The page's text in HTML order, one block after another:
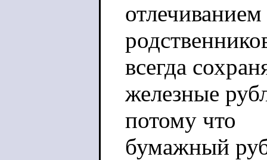
всегда
железные
потому что
бумажный